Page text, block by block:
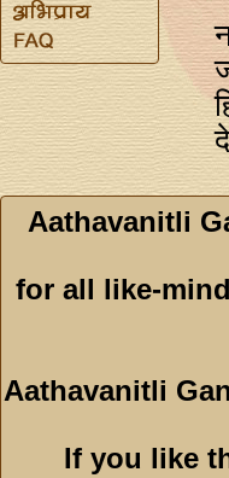
Aathavanitli
for all like-
Aathavanitli
If you like